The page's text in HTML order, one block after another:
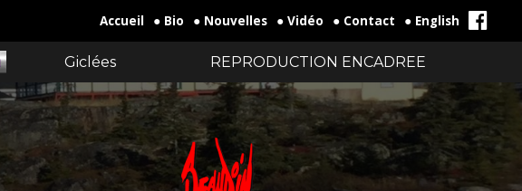
Accueil ● Bio ● Nouvelles ● Vidéo ● Contact ● English
Giclées REPRODUCTION ENCADREE